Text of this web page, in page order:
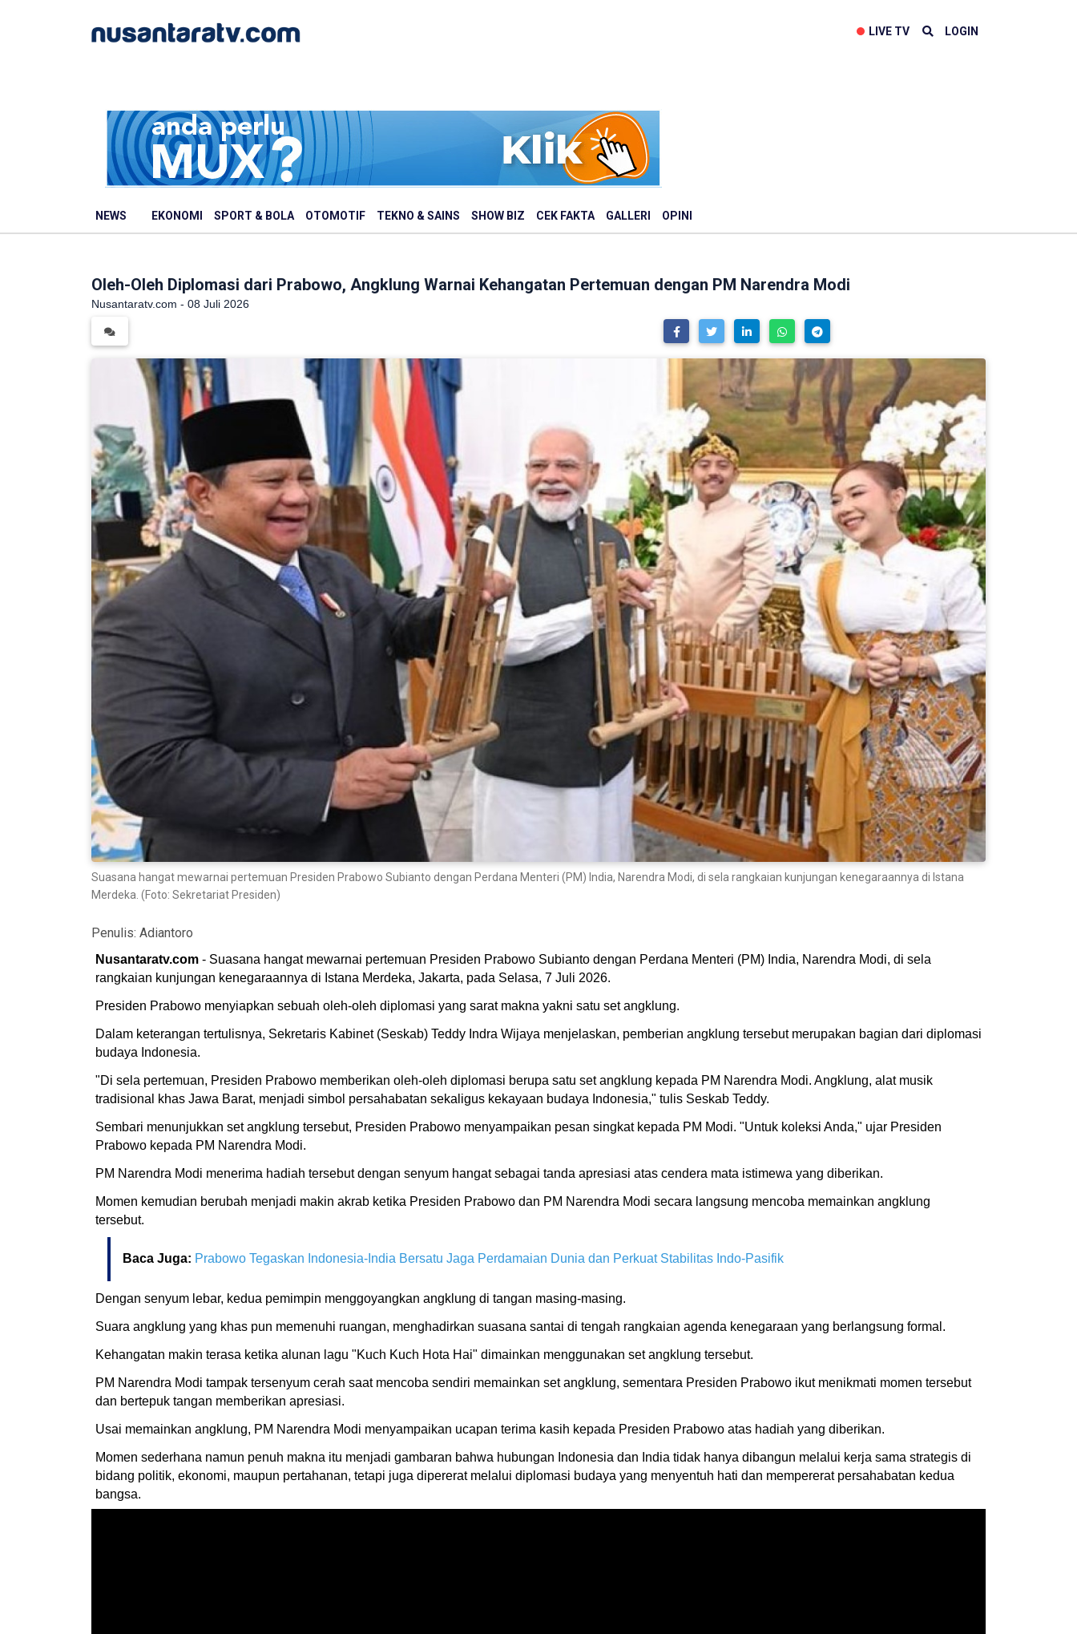
LIVE TV LOGIN
NEWS EKONOMI SPORT & BOLA OTOMOTIF TEKNO & SAINS SHOW BIZ CEK FAKTA GALLERI OPINI
Oleh-Oleh Diplomasi dari Prabowo, Angklung Warnai Kehangatan Pertemuan dengan PM Narendra Modi
Nusantaratv.com - 08 Juli 2026
Suasana hangat mewarnai pertemuan Presiden Prabowo Subianto dengan Perdana Menteri (PM) India, Narendra Modi, di sela rangkaian kunjungan kenegaraannya di Istana
Merdeka. (Foto: Sekretariat Presiden)
Penulis: Adiantoro
Nusantaratv.com - Suasana hangat mewarnai pertemuan Presiden Prabowo Subianto dengan Perdana Menteri (PM) India, Narendra Modi, di sela
rangkaian kunjungan kenegaraannya di Istana Merdeka, Jakarta, pada Selasa, 7 Juli 2026.
Presiden Prabowo menyiapkan sebuah oleh-oleh diplomasi yang sarat makna yakni satu set angklung.
Dalam keterangan tertulisnya, Sekretaris Kabinet (Seskab) Teddy Indra Wijaya menjelaskan, pemberian angklung tersebut merupakan bagian dari diplomasi
budaya Indonesia.
"Di sela pertemuan, Presiden Prabowo memberikan oleh-oleh diplomasi berupa satu set angklung kepada PM Narendra Modi. Angklung, alat musik
tradisional khas Jawa Barat, menjadi simbol persahabatan sekaligus kekayaan budaya Indonesia," tulis Seskab Teddy.
Sembari menunjukkan set angklung tersebut, Presiden Prabowo menyampaikan pesan singkat kepada PM Modi. "Untuk koleksi Anda," ujar Presiden
Prabowo kepada PM Narendra Modi.
PM Narendra Modi menerima hadiah tersebut dengan senyum hangat sebagai tanda apresiasi atas cendera mata istimewa yang diberikan.
Momen kemudian berubah menjadi makin akrab ketika Presiden Prabowo dan PM Narendra Modi secara langsung mencoba memainkan angklung
tersebut.
Baca Juga: Prabowo Tegaskan Indonesia-India Bersatu Jaga Perdamaian Dunia dan Perkuat Stabilitas Indo-Pasifik
Dengan senyum lebar, kedua pemimpin menggoyangkan angklung di tangan masing-masing.
Suara angklung yang khas pun memenuhi ruangan, menghadirkan suasana santai di tengah rangkaian agenda kenegaraan yang berlangsung formal.
Kehangatan makin terasa ketika alunan lagu "Kuch Kuch Hota Hai" dimainkan menggunakan set angklung tersebut.
PM Narendra Modi tampak tersenyum cerah saat mencoba sendiri memainkan set angklung, sementara Presiden Prabowo ikut menikmati momen tersebut
dan bertepuk tangan memberikan apresiasi.
Usai memainkan angklung, PM Narendra Modi menyampaikan ucapan terima kasih kepada Presiden Prabowo atas hadiah yang diberikan.
Momen sederhana namun penuh makna itu menjadi gambaran bahwa hubungan Indonesia dan India tidak hanya dibangun melalui kerja sama strategis di
bidang politik, ekonomi, maupun pertahanan, tetapi juga dipererat melalui diplomasi budaya yang menyentuh hati dan mempererat persahabatan kedua
bangsa.